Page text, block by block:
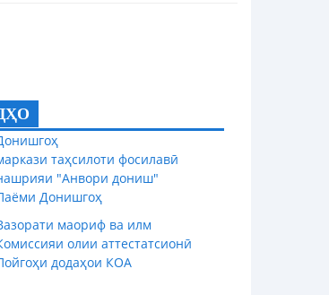
таҳсилоти фосилавӣ
"Анвори дониш"
Донишгоҳ
маориф ва илм
олии аттестатсионӣ
додаҳои КОА